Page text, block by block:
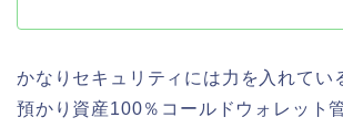
かなりセキュリティには力を入れてい
預かり資産100％コールドウォレット